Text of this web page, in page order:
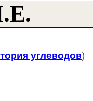
углеводов)